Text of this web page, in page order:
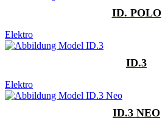
ID. POLO
Elektro
ID.3
Elektro
ID.3 NEO